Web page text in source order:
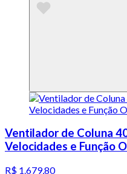
Ventilador de Coluna
Velocidades e Função
R$ 1.679,80